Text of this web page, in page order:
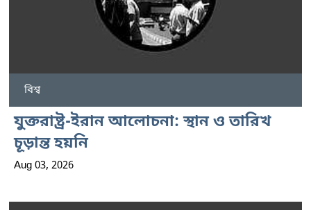
বিশ্ব
যুক্তরাষ্ট্র-ইরান আলোচনা: স্থান ও তারিখ
চূড়ান্ত হয়নি
Aug 03, 2026